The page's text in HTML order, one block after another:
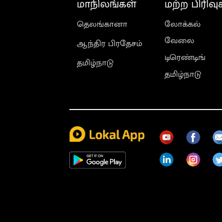
மாநிலங்கள்
தெலங்கானா
ஆந்திர பிரதேசம்
தமிழ்நாடு
மற்ற
லோக்கல்
வேலை
டிரெண்டிங்
தமிழ்நாடு